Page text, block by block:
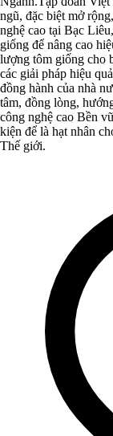
ngũ, đặc biệt mở
nghệ cao tại Bạc
giống để nâng cao
lượng tôm giống cho
các giải pháp hiệu
đồng hành của nhà
tâm, đồng lòng,
công nghệ cao Bền
kiện để là hạt nhân
Thế giới.